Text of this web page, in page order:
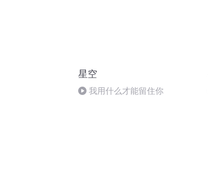
星空
我用什么才能留住你